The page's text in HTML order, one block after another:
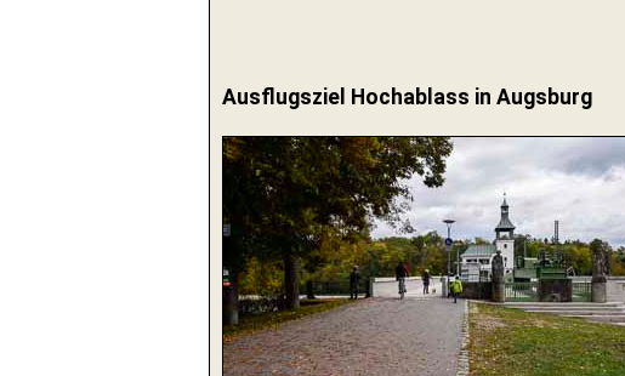
Ausflugsziel Hochablass in Augsburg